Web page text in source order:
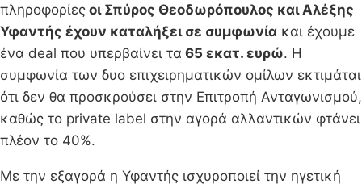
πληροφορίες οι Σπύρος Θεοδωρόπουλος και Αλέξης
Υφαντής έχουν καταλήξει σε συμφωνία και έχουμε
ένα deal που υπερβαίνει τα 65 εκατ. ευρώ. Η
συμφωνία των δυο επιχειρηματικών ομίλων εκτιμάται
ότι δεν θα προσκρούσει στην Επιτροπή Ανταγωνισμού,
καθώς το private label στην αγορά αλλαντικών φτάνει
πλέον το 40%.
Με την εξαγορά η Υφαντής ισχυροποιεί την ηγετική